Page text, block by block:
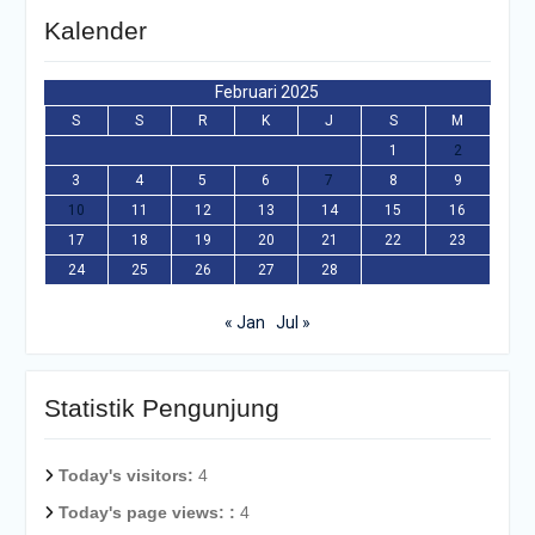
Kalender
Februari 2025
S S R K J S
M
1
2
3
4 5 6 7 8
9
10
11 12 13 14 15
16
17
18 19 20 21 22
23
24
25 26 27 28
« Jan Jul »
Statistik Pengunjung
Today's visitors: 4
Today's page views: : 4